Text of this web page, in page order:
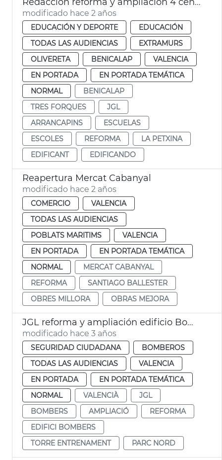
modificado hace 2 años
EDUCACIÓN Y DEPORTE
EDUCACIÓN
TODAS LAS AUDIENCIAS
EXTRAMURS
OLIVERETA
BENICALAP
VALENCIA
EN PORTADA
EN PORTADA TEMÁTICA
NORMAL
BENICALAP
TRES FORQUES
JGL
ARRANCAPINS
ESCUELAS
ESCOLES
REFORMA
LA PETXINA
EDIFICANT
EDIFICANDO
Reapertura Mercat Cabanyal
modificado hace 2 años
COMERCIO
VALENCIA
TODAS LAS AUDIENCIAS
POBLATS MARITIMS
VALENCIA
EN PORTADA
EN PORTADA TEMÁTICA
NORMAL
MERCAT CABANYAL
REFORMA
SANTIAGO BALLESTER
OBRES MILLORA
OBRAS MEJORA
JGL reforma y ampliación edificio Bomberos
modificado hace 3 años
SEGURIDAD CIUDADANA
BOMBEROS
TODAS LAS AUDIENCIAS
VALENCIA
EN PORTADA
EN PORTADA TEMÁTICA
NORMAL
VALENCIÀ
JGL
BOMBERS
AMPLIACIÓ
REFORMA
EDIFICI BOMBERS
TORRE ENTRENAMENT
PARC NORD